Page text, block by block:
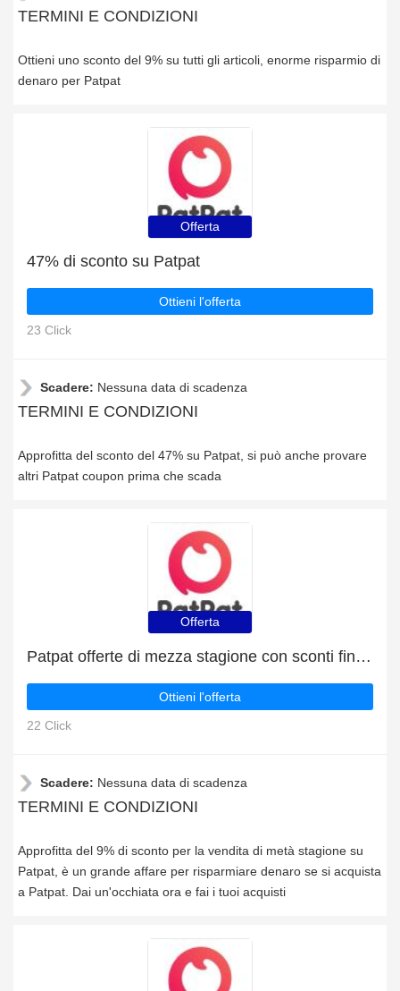
TERMINI E CONDIZIONI
Ottieni uno sconto del 9% su tutti gli articoli, enorme risparmio di
denaro per Patpat
Offerta
47% di sconto su Patpat
Ottieni l'offerta
23 Click
Scadere: Nessuna data di scadenza
TERMINI E CONDIZIONI
Approfitta del sconto del 47% su Patpat, si può anche provare
altri Patpat coupon prima che scada
Offerta
Patpat offerte di mezza stagione con sconti fino al 9%
Ottieni l'offerta
22 Click
Scadere: Nessuna data di scadenza
TERMINI E CONDIZIONI
Approfitta del 9% di sconto per la vendita di metà stagione su
Patpat, è un grande affare per risparmiare denaro se si acquista
a Patpat. Dai un'occhiata ora e fai i tuoi acquisti